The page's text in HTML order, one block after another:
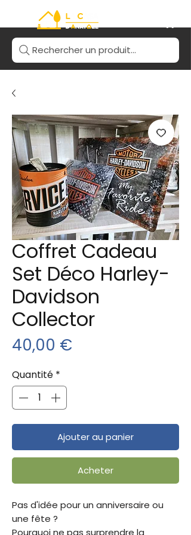
Rechercher un produit...
Coffret Cadeau
Set Déco Harley-
Davidson
Collector
40,00 €
Quantité *
Ajouter au panier
Acheter
Pas d'idée pour un anniversaire ou
une fête ?
Pourquoi ne pas surprendre la